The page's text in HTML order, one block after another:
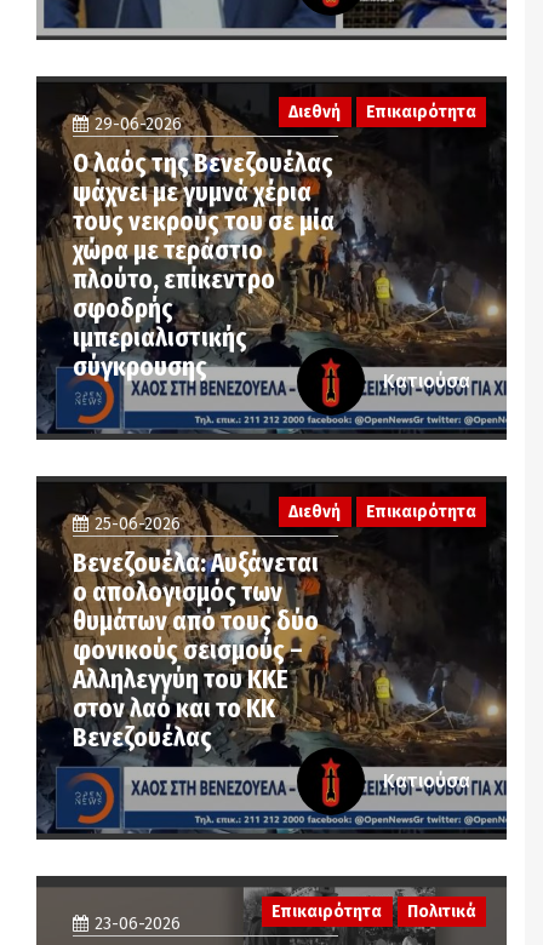
29-06-2026
Ο λαός της Βενεζουέλας
ψάχνει με γυμνά χέρια
τους νεκρούς του σε μία
χώρα με τεράστιο
πλούτο, επίκεντρο
σφοδρής
ιμπεριαλιστικής
σύγκρουσης
Διεθνή Επικαιρότητα
Κατιούσα
25-06-2026
Βενεζουέλα: Αυξάνεται
ο απολογισμός των
θυμάτων από τους δύο
φονικούς σεισμούς –
Αλληλεγγύη του ΚΚΕ
στον λαό και το ΚΚ
Βενεζουέλας
Διεθνή Επικαιρότητα
Κατιούσα
23-06-2026
Επικαιρότητα Πολιτικά